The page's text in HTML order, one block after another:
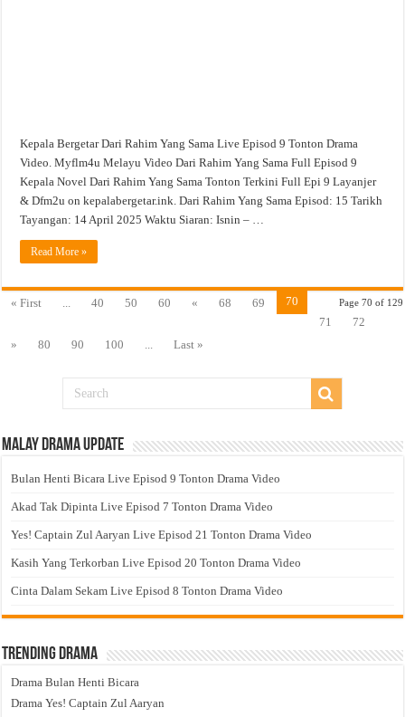
Kepala Bergetar Dari Rahim Yang Sama Live Episod 9 Tonton Drama
Video. Myflm4u Melayu Video Dari Rahim Yang Sama Full Episod 9
Kepala Novel Dari Rahim Yang Sama Tonton Terkini Full Epi 9 Layanjer
& Dfm2u on kepalabergetar.ink. Dari Rahim Yang Sama Episod: 15 Tarikh
Tayangan: 14 April 2025 Waktu Siaran: Isnin – …
Read More »
Page 70 of 129
« First ... 40 50 60 « 68 69
70
71
72
»
80 90 100 ... Last »
Malay Drama Update
Bulan Henti Bicara Live Episod 9 Tonton Drama Video
Akad Tak Dipinta Live Episod 7 Tonton Drama Video
Yes! Captain Zul Aaryan Live Episod 21 Tonton Drama Video
Kasih Yang Terkorban Live Episod 20 Tonton Drama Video
Cinta Dalam Sekam Live Episod 8 Tonton Drama Video
Trending Drama
Drama Bulan Henti Bicara
Drama Yes! Captain Zul Aaryan